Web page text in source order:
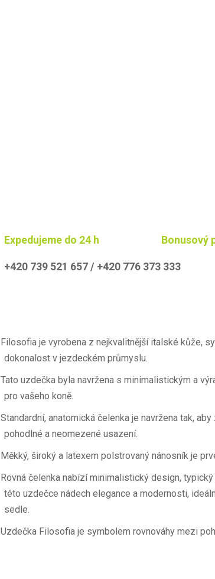
Expedujeme do 24 h Bonusový
+420 739 521 657 / +420 776 373 333
Filosofia je vyrobena z nejkvalitnější italské kůže,
dokonalost v jezdeckém průmyslu.
Tato uzdečka byla navržena s minimalistickým a
pro vašeho koně.
Standardní, anatomická čelenka je navržena tak,
pohodlné a neomezené usazení.
Měkký, široký a latexem polstrovaný nánosník je
Rovná čelenka nabízí minimalistický design,
této uzdečce nádech elegance a modernosti,
sedle.
Uzdečka Filosofia je symbolem rovnováhy mezi